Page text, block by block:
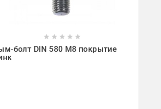
    
болт DIN 580 М8 покрытие